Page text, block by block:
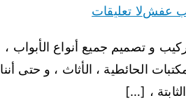
عفشلا تعليقات
و تصميم جميع أنواع الأبواب ،
الحائطية ، الأثاث ، و حتى أننا
، […]